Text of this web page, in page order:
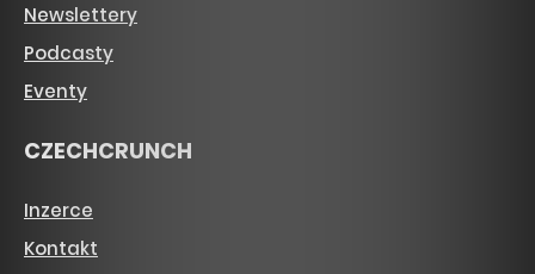
Newslettery
Podcasty
Eventy
CZECHCRUNCH
Inzerce
Kontakt